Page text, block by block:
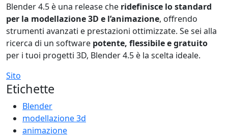
Blender 4.5 è una release che ridefinisce lo standard
per la modellazione 3D e l’animazione, offrendo
strumenti avanzati e prestazioni ottimizzate. Se sei alla
ricerca di un software potente, flessibile e gratuito
per i tuoi progetti 3D, Blender 4.5 è la scelta ideale.
Sito
Etichette
Blender
modellazione 3d
animazione